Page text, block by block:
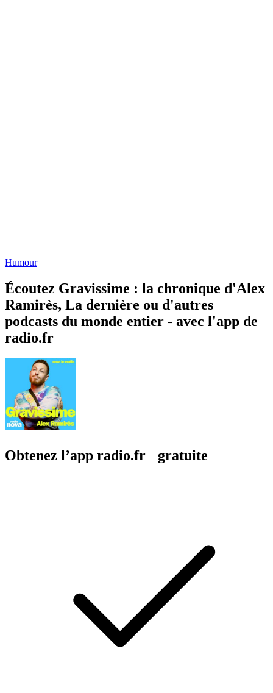
Humour
Écoutez Gravissime : la chronique d'Alex
Ramirès, La dernière ou d'autres
podcasts du monde entier - avec l'app de
radio.fr
Obtenez l’app radio.fr gratuite